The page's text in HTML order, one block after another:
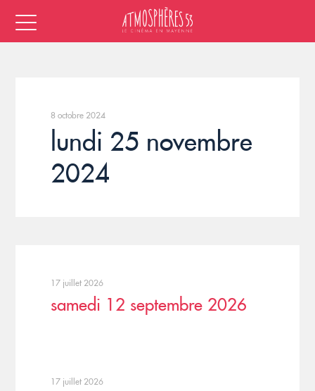
8 octobre 2024
lundi 25 novembre
2024
17 juillet 2026
samedi 12 septembre 2026
17 juillet 2026